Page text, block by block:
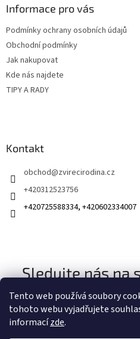
Tento web používá soubory
tohoto webu vyjadřujete
informacízde.
Informace pro vás
Podmínky ochrany osobních údajů
Obchodní podmínky
Jak nakupovat
Kde nás najdete
TIPY A RADY
Kontakt
obchod@zvirecirodina.cz
+420312523756
+420725588334, +420602334007
Sledujte nás na